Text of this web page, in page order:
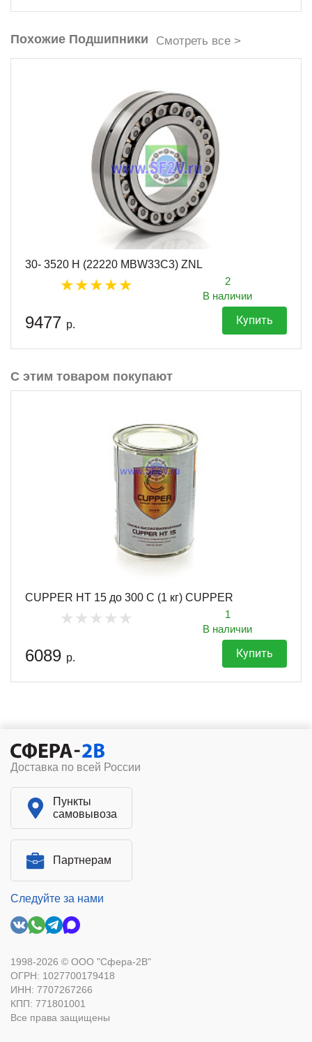
Похожие Подшипники Смотреть все >
30- 3520 H (22220 MBW33C3) ZNL
2
В наличии
9477 р. Купить
С этим товаром покупают
CUPPER HT 15 до 300 С (1 кг) CUPPER
1
В наличии
6089 р. Купить
Доставка по всей России
Пункты
самовывоза
Партнерам
Следуйте за нами
1998-2026 © ООО "Сфера-2В"
ОГРН: 1027700179418
ИНН: 7707267266
КПП: 771801001
Все права защищены